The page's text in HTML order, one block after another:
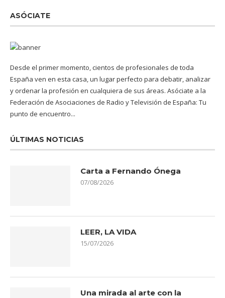
ASÓCIATE
Desde el primer momento, cientos de profesionales de toda
España ven en esta casa, un lugar perfecto para debatir, analizar
y ordenar la profesión en cualquiera de sus áreas. Asóciate a la
Federación de Asociaciones de Radio y Televisión de España: Tu
punto de encuentro...
ÚLTIMAS NOTICIAS
Carta a Fernando Ónega
07/08/2026
LEER, LA VIDA
15/07/2026
Una mirada al arte con la